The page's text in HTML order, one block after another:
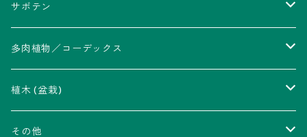
サボテン
アストロフィツム属
瑠璃兜錦、兜丸錦
V-type兜
アリオカルプス属
ウィギンシア属
多肉植物／コーデックス
アカベ属
アロエ属
植木 (盆栽)
ムクロジ科：カエデ属
その他